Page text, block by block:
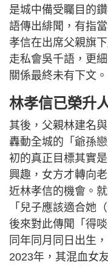
是城中備受矚目的
語傳出緋聞，有指
孝信在出席父親旗
走私會吳千語，更
關係最終未有下文。
林孝信已榮升
其後，父親林建名
轟動全城的「爺孫
初的真正目標其實
興趣，女方才轉向
近林孝信的機會。
「兒子應該適合她
後來對此傳聞「得
同年同月同日出生
2023年，其混血女